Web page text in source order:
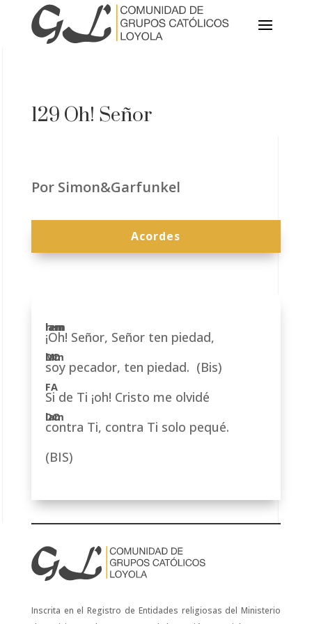
129 Oh! Señor
Por Simon&Garfunkel
Acordes
¡Oh! Señor, Señor ten piedad,
soy pecador, ten piedad. (Bis)
Si de Ti ¡oh! Cristo me olvidé
contra Ti, contra Ti solo pequé.
(BIS)
Inscrita en el Registro de Entidades religiosas del Ministerio